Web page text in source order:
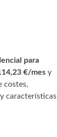
para
€/mes y
costes,
características